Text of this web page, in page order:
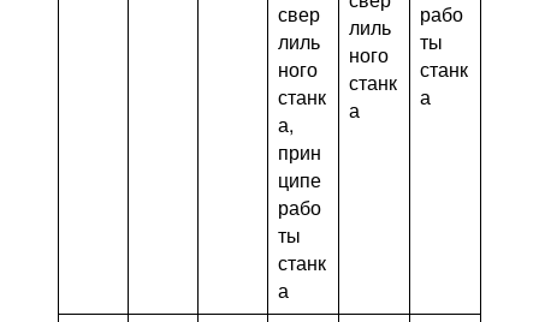
свер
лиль
ного
станк
а,
прин
ципе
рабо
ты
станк
а
лиль
ного
станк
а
рабо
ты
станк
а